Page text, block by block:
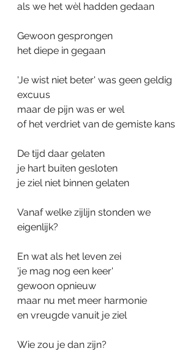
als we het wèl hadden gedaan
Gewoon gesprongen
het diepe in gegaan
'Je wist niet beter' was geen geldig
excuus
maar de pijn was er wel
of het verdriet van de gemiste kans
De tijd daar gelaten
je hart buiten gesloten
je ziel niet binnen gelaten
Vanaf welke zijlijn stonden we
eigenlijk?
En wat als het leven zei
'je mag nog een keer'
gewoon opnieuw
maar nu met meer harmonie
en vreugde vanuit je ziel
Wie zou je dan zijn?